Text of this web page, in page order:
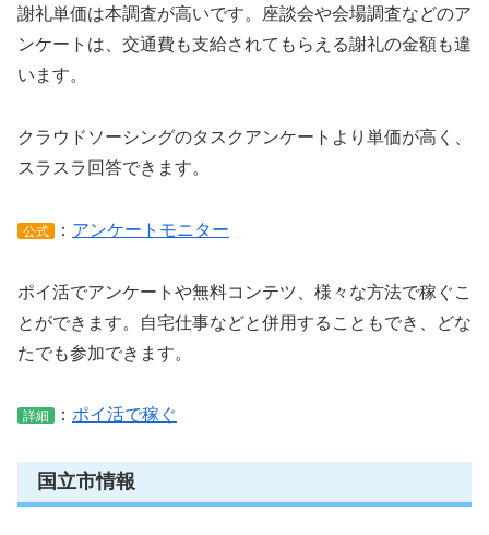
謝礼単価は本調査が高いです。座談会や会場調査などのア
ンケートは、交通費も支給されてもらえる謝礼の金額も違
います。
クラウドソーシングのタスクアンケートより単価が高く、
スラスラ回答できます。
公式 ： アンケートモニター
ポイ活でアンケートや無料コンテツ、様々な方法で稼ぐこ
とができます。自宅仕事などと併用することもでき、どな
たでも参加できます。
詳細 ： ポイ活で稼ぐ
国立市情報